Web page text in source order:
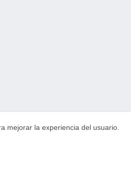
mejorar la experiencia del usuario.